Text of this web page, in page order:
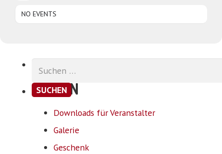
NO EVENTS
nach:
SEITEN
Downloads für Veranstalter
Galerie
Geschenk